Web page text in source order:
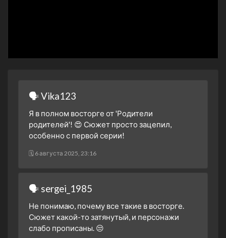
1 сезон 21 серия
29 октября 2024
1 сезон 20 серия
28 октября 2024
23 октября 2024
1 сезон 17 серия
21 октября 2024
1 сезон 16 серия
16 октября 2024
🗣 Vika123
Я в полном восторге от 'Родители
родителей'! 😍 Сюжет просто зацепил,
особенно с первой серии!
🗓 6 августа 2025, 23:16
🗣 sergei_1985
Не понимаю, почему все такие в восторге.
Сюжет какой-то затянутый, и персонажи
слабо прописаны. 😒